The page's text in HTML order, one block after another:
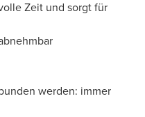
Zeit und sorgt für
werden: immer